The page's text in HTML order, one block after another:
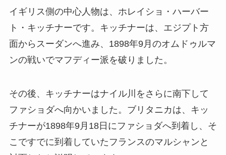
イギリス側の中心人物は、ホレイショ・ハーバー
ト・キッチナーです。キッチナーは、エジプト方
面からスーダンへ進み、1898年9月のオムドゥルマ
ンの戦いでマフディー派を破りました。
その後、キッチナーはナイル川をさらに南下して
ファショダへ向かいました。ブリタニカは、キッ
チナーが1898年9月18日にファショダへ到着し、そ
こですでに到着していたフランスのマルシャンと